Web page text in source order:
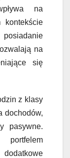
na
na
się
z klasy
dochodów,
pasywne.